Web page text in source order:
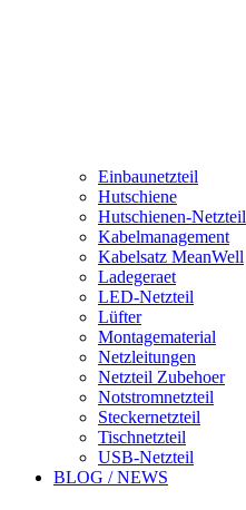
Einbaunetzteil
Hutschiene
Hutschienen-Netzteil
Kabelmanagement
Kabelsatz MeanWell
Ladegeraet
LED-Netzteil
Lüfter
Montagematerial
Netzleitungen
Netzteil Zubehoer
Notstromnetzteil
Steckernetzteil
Tischnetzteil
USB-Netzteil
BLOG / NEWS